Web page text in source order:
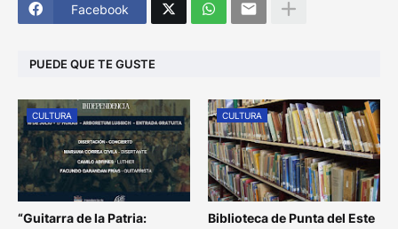
Facebook
PUEDE QUE TE GUSTE
CULTURA
“Guitarra de la Patria:
CULTURA
Biblioteca de Punta del Este